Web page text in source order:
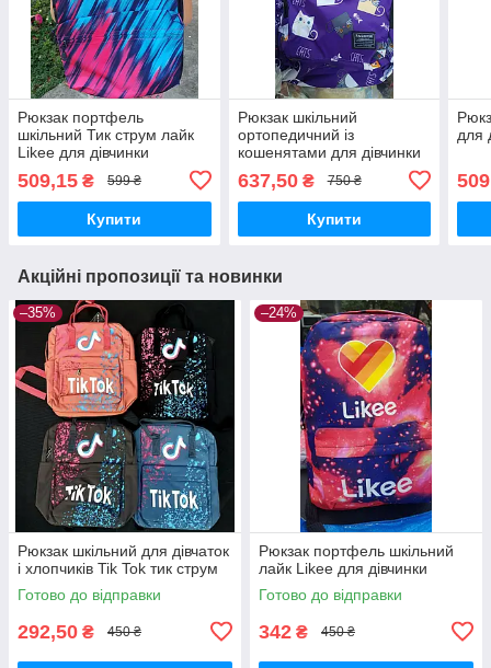
Рюкзак портфель
шкільний Тик струм лайк
Likee для дівчинки
509,15 ₴ 599 ₴
Купити
Рюкзак шкільний
ортопедичний із
кошенятами для дівчинки
637,50₴ 750 ₴
Купити
для
Акційні пропозиції та новинки
–35%
Рюкзак шкільний для дівчаток
і хлопчиків Tik Tok тик струм
Готово до відправки
292,50 ₴ 450 ₴
–24%
Рюкзак портфель шкільний
лайк Likee для дівчинки
Готово до відправки
342 ₴ 450 ₴